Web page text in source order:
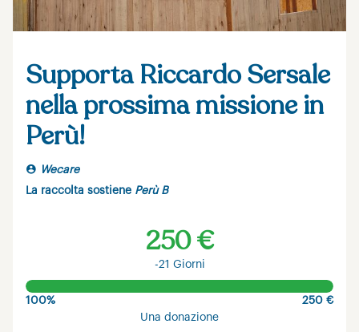
Supporta Riccardo Sersale
nella prossima missione in
Perù!
Wecare
La raccolta sostiene Perù B
250 €
-21 Giorni
100%
250 €
Una donazione